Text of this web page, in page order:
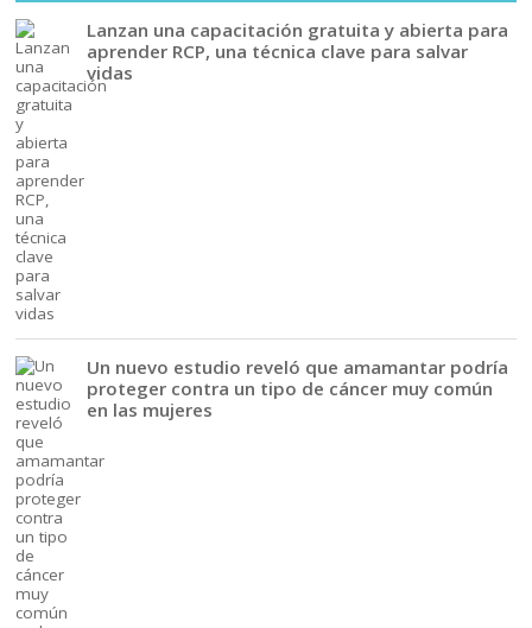
Lanzan una capacitación gratuita y abierta para
aprender RCP, una técnica clave para salvar
vidas
Un nuevo estudio reveló que amamantar podría
proteger contra un tipo de cáncer muy común
en las mujeres